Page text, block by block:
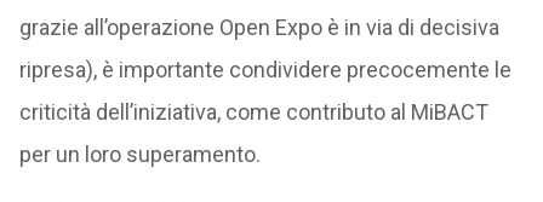
grazie all’operazione Open Expo è in via di decisiva
ripresa), è importante condividere precocemente le
criticità dell’iniziativa, come contributo al MiBACT
per un loro superamento.